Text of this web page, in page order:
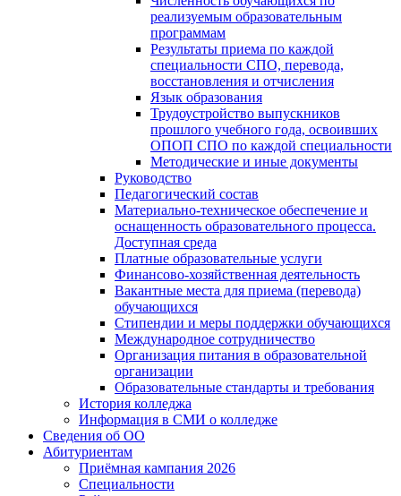
реализуемым образовательным
программам
Результаты приема по каждой
специальности СПО, перевода,
восстановления и отчисления
Язык образования
Трудоустройство выпускников
прошлого учебного года, освоивших
ОПОП СПО по каждой специальности
Методические и иные документы
Руководство
Педагогический состав
Материально-техническое обеспечение и
оснащенность образовательного процесса.
Доступная среда
Платные образовательные услуги
Финансово-хозяйственная деятельность
Вакантные места для приема (перевода)
обучающихся
Стипендии и меры поддержки обучающихся
Международное сотрудничество
Организация питания в образовательной
организации
Образовательные стандарты и требования
История колледжа
Информация в СМИ о колледже
Сведения об ОО
Абитуриентам
Приёмная кампания 2026
Специальности